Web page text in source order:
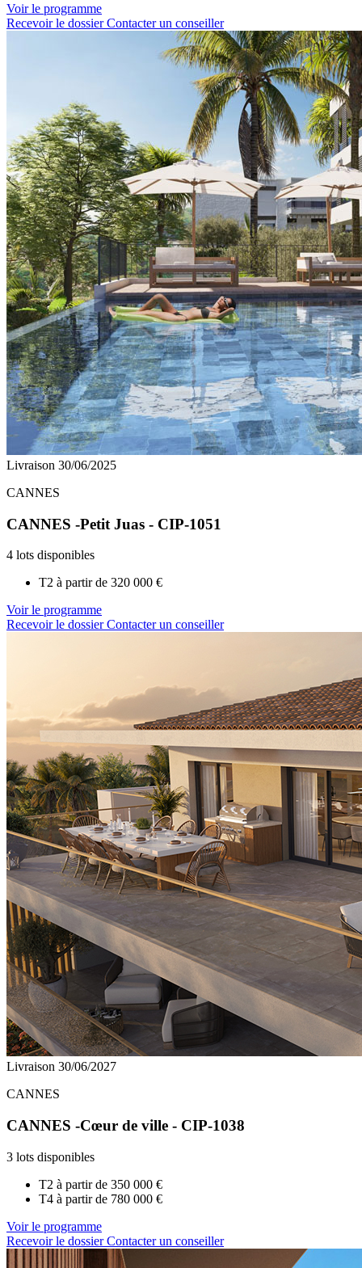
Voir le programme
Recevoir le dossierContacter un conseiller
Livraison 30/06/2025
CANNES
CANNES -Petit Juas - CIP-1051
4 lots disponibles
T2 à partir de 320 000 €
Voir le programme
Recevoir le dossierContacter un conseiller
Livraison 30/06/2027
CANNES
CANNES -Cœur de ville - CIP-1038
3 lots disponibles
T2 à partir de 350 000 €
T4 à partir de 780 000 €
Voir le programme
Recevoir le dossierContacter un conseiller